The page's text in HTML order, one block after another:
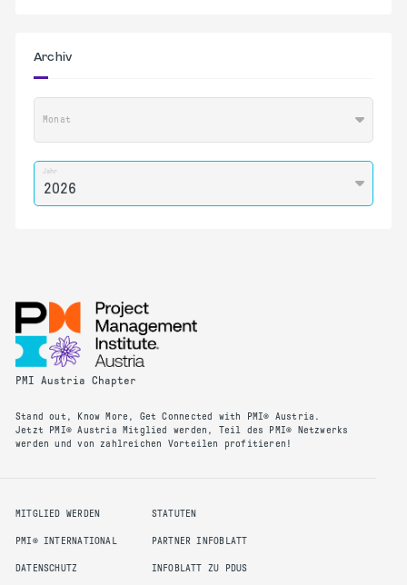
Archiv
Monat
Jahr
PMI Austria Chapter
Stand out, Know More, Get Connected with PMI® Austria.
Jetzt PMI® Austria Mitglied werden, Teil des PMI® Netzwerks
werden und von zahlreichen Vorteilen profitieren!
MITGLIED WERDEN
PMI® INTERNATIONAL
DATENSCHUTZ
STATUTEN
PARTNER INFOBLATT
INFOBLATT ZU PDUS